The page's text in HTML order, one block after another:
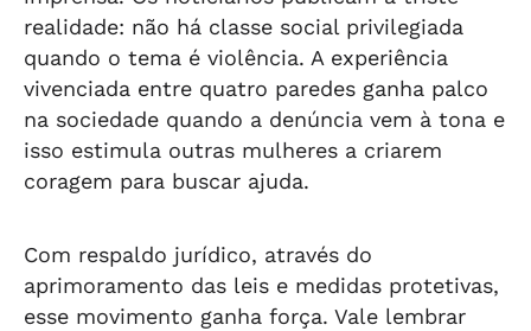
realidade: não há classe social privilegiada
quando o tema é violência. A experiência
vivenciada entre quatro paredes ganha palco
na sociedade quando a denúncia vem à tona e
isso estimula outras mulheres a criarem
coragem para buscar ajuda.
Com respaldo jurídico, através do
aprimoramento das leis e medidas protetivas,
esse movimento ganha força. Vale lembrar